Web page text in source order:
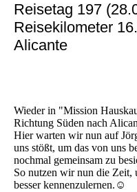
Reisetag 197
Reisekilometer
Alicante
Wieder in "Mission
Richtung Süden nach
Hier warten wir nun auf
uns stößt, um das von uns
nochmal gemeinsam zu
So nutzen wir nun die Zeit,
besser kennenzulernen.☺️